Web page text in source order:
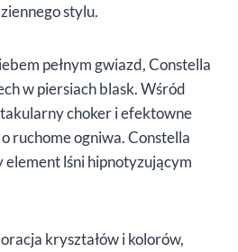
stylu.
pełnym gwiazd, Constella
w piersiach blask. Wśród
choker i efektowne
ruchome ogniwa. Constella
element lśni hipnotyzującym
kryształów i kolorów,